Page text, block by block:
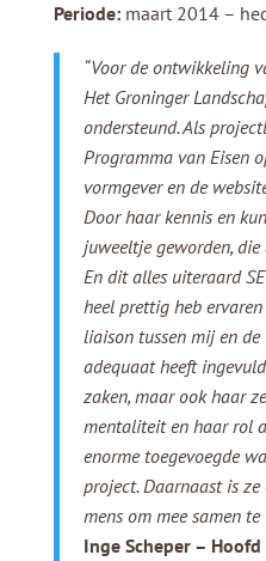
Periode:maart 2014 –
“Voor de ontwikkeling
Het Groninger
ondersteund. Als
Programma van Eisen
vormgever en de
Door haar kennis en
juweeltje geworden, die
En dit alles uiteraard
heel prettig heb
liaison tussen mij en
adequaat heeft
zaken, maar ook haar
mentaliteit en haar rol
enorme toegevoegde
project. Daarnaast is
mens om mee samen te
Inge Scheper –